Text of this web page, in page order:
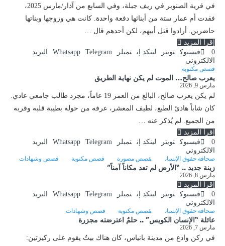
في قرية الصنوبر في ريف جبلة، وفي السابع من آذار/مارس 2025،
فقدت أم عمار ستة من أبنائها دفعة واحدة. كانت هي وزوجها وبناتها
حاضرين. أرادوا قتل أبيهم، لكن أحدهم قال …
إقرأ المزيد
0
فيسبوك تويتر لينكد إن تمبلر Whatsapp Telegram
البريد
الالكتروني
قصص مكتوبة
يعرب صالح… الموت لم يكن نهاية الطريق
مارس 9, 2026
لم يكن يعرب صالح، البالغ من العمر 19 عاماً، مجرد طالب جامعي عادي.
كان شاباً هادئ الطبع، لطيف المعشر، عرفه من حوله بطيبة قلبه وقربه
من الجميع. لم يُذكر عنه …
إقرأ المزيد
0
فيسبوك تويتر لينكد إن تمبلر Whatsapp Telegram
البريد
الالكتروني
صحافة حقوق الإنسان قصص مصورة قصص مكتوبة قصص وشهادات
زينة جديد .. “الأرض لم تعد مكاناً آمناً”
مارس 8, 2026
إقرأ المزيد
0
فيسبوك تويتر لينكد إن تمبلر Whatsapp Telegram
البريد
الالكتروني
صحافة حقوق الإنسان قصص مكتوبة قصص وشهادات
عائلة “الإنسان الكويس” .. حلمٌ اعترضته مجزرة
مارس 7, 2026
في ركن وادع من مدينة بانياس، كان هناك بيتٌ يقوم على ركيزتين: